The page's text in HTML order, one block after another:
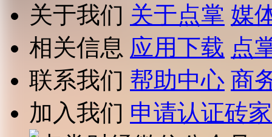
关于我们 关于点掌 媒
相关信息 应用下载 点
联系我们 帮助中心 商
加入我们 申请认证砖家